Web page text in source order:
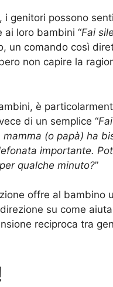
i genitori possono
loro bambini “Fai
un comando così
non capire la
è
di un semplice “
mamma (o papà) ha
importante.
qualche minuto?”
offre al bambino
su come
reciproca tra